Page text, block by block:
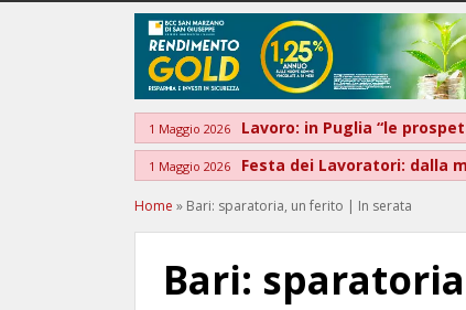
1 Maggio 2026 Lavoro: in Puglia “le
1 Maggio 2026 Festa dei Lavoratori: dalla
Home » Bari: sparatoria, un ferito | In serata
Bari: